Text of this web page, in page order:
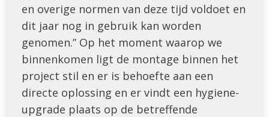
en overige normen van deze tijd voldoet en
dit jaar nog in gebruik kan worden
genomen.” Op het moment waarop we
binnenkomen ligt de montage binnen het
project stil en er is behoefte aan een
directe oplossing en er vindt een hygiene-
upgrade plaats op de betreffende